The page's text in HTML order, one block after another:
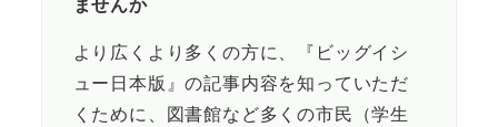
より広くより多くの方に、『ビッグイシ
ュー日本版』の記事内容を知っていただ
くために、図書館など多くの市民（学生